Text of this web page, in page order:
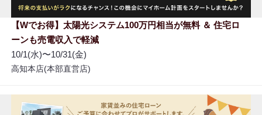
【Wでお得】太陽光システム100万円相当が無料 ＆ 住宅ロ
ーンも売電収入で軽減
10/1(水)〜10/31(金)
高知本店(本部直営店)